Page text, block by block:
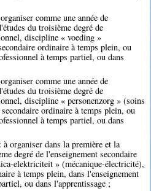
comme une année de
du troisième degré de
discipline « voeding »
ordinaire à temps plein, ou
à temps partiel, ou dans
comme une année de
du troisième degré de
discipline « personenzorg » (soins
ordinaire à temps plein, ou
à temps partiel, ou dans
organiser dans la première et la
degré de l'enseignement secondaire
elektriciteit » (mécanique-électricité),
à temps plein, dans l'enseignement
ou dans l'apprentissage ;